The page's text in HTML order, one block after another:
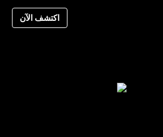
اكتشف الآن